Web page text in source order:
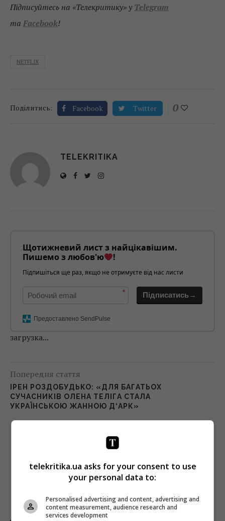
Підписуйтесь на «Телекритику» у Telegram
та Facebook!
NETFLIX
Поділитись: Facebook Twitter 0
TELEKRITIKA
Щотижневий лист з найцікавішим.
Пишемо з любов'ю
!
Підпишіться ще раз, якщо не отримуєте від нас листи
* Підписатись→
Предоставлено SendPulse
загрузка...
Попередня стаття
ІРЕН РОЗДОБУДЬКО: «ДЛЯ БАГАТЬОХ
СУЧАСНИКІВ ОЛЕНА ТЕЛІГА СТАЛА
УКРАЇНСЬКОЮ ЖАННОЮ Д‘АРК»
Наступна стаття
УКРАЇНСЬКІ ШКОЛИ ПОЧИНАЮТЬ НАВЧАТИ
telekritika.ua asks for your consent to use
your personal data to:
Personalised advertising and content, advertising and
content measurement, audience research and
services development